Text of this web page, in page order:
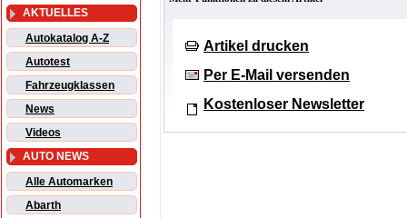
AKTUELLES
Autokatalog A-Z
Autotest
Fahrzeugklassen
News
Videos
AUTO NEWS
Alle Automarken
Abarth
Artikel drucken
Per E-Mail versenden
Kostenloser Newsletter